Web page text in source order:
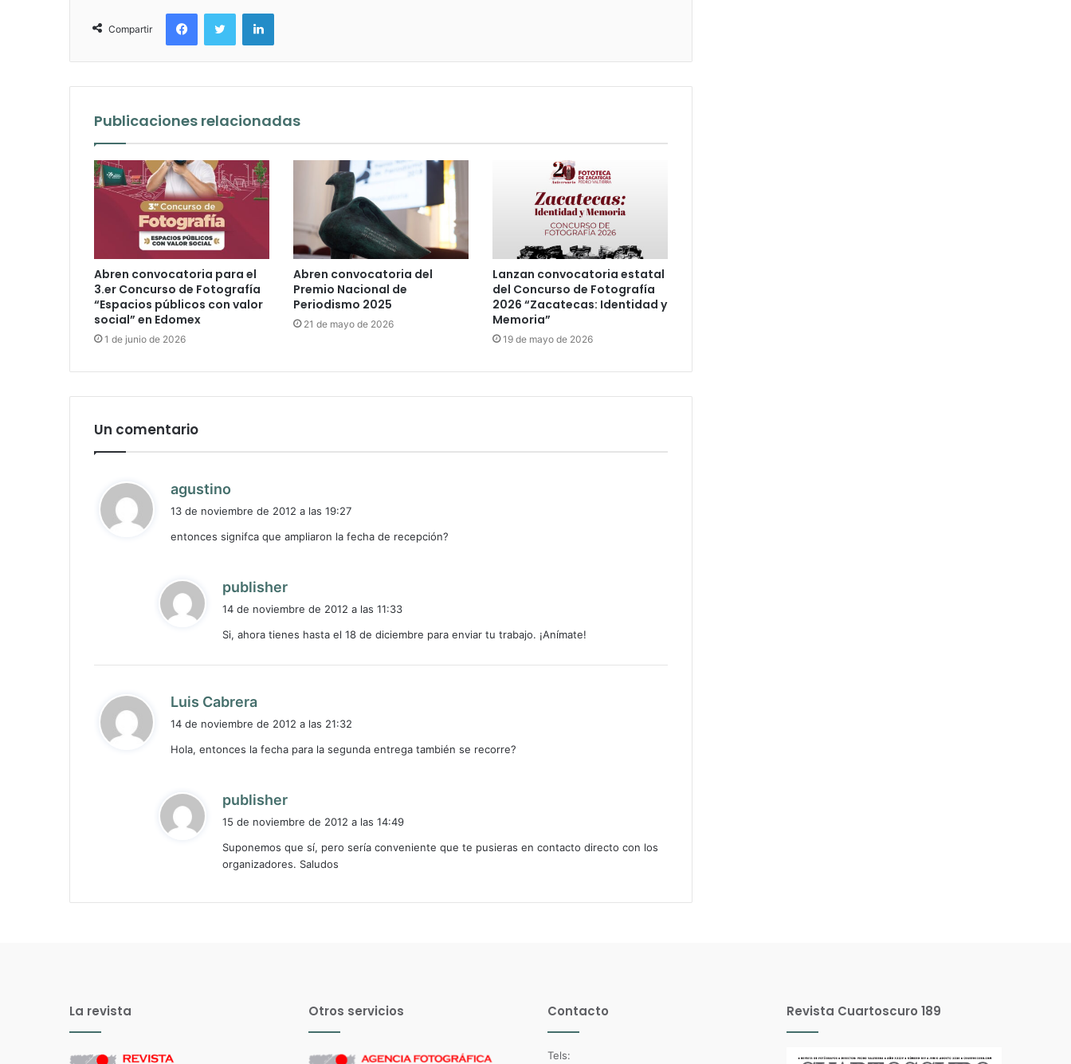
Compartir
FacebookTwitter LinkedIn
Publicaciones relacionadas
Abren convocatoria para el
3.er Concurso de Fotografía
“Espacios públicos con valor
social” en Edomex
1 de junio de 2026
Abren convocatoria del
Premio Nacional de
Periodismo 2025
21 de mayo de 2026
Lanzan convocatoria estatal
del Concurso de Fotografía
2026 “Zacatecas: Identidad y
Memoria”
19 de mayo de 2026
Un comentario
agustino
e
13 de noviembre de 2012 a las 19:27
entonces signifca que ampliaron la fecha de recepción?
publisher
i
e
14 de noviembre de 2012 a las 11:33
Si, ahora tienes hasta el 18 de diciembre para enviar tu trabajo. ¡Anímate!
Luis Cabrera
e
14 de noviembre de 2012 a las 21:32
Hola, entonces la fecha para la segunda entrega también se recorre?
publisher
i
e
:
15 de noviembre de 2012 a las 14:49
Suponemos que sí, pero sería conveniente que te pusieras en contacto directo con los
organizadores. Saludos
La revista Otros servicios Contacto
Tels:
Revista Cuartoscuro 189